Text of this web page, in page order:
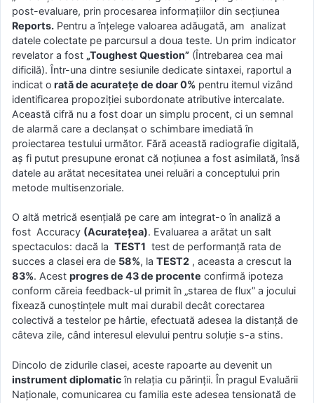
post-evaluare, prin procesarea informațiilor din secțiunea
Reports. Pentru a înțelege valoarea adăugată, am analizat
datele colectate pe parcursul a doua teste. Un prim indicator
revelator a fost „Toughest Question” (Întrebarea cea mai
dificilă). Într-una dintre sesiunile dedicate sintaxei, raportul a
indicat o rată de acuratețe de doar 0% pentru itemul vizând
identificarea propoziției subordonate atributive intercalate.
Această cifră nu a fost doar un simplu procent, ci un semnal
de alarmă care a declanșat o schimbare imediată în
proiectarea testului următor. Fără această radiografie digitală,
aș fi putut presupune eronat că noțiunea a fost asimilată, însă
datele au arătat necesitatea unei reluări a conceptului prin
metode multisenzoriale.
O altă metrică esențială pe care am integrat-o în analiză a
fost Accuracy (Acuratețea). Evaluarea a arătat un salt
spectaculos: dacă la TEST1 test de performanță rata de
succes a clasei era de 58%, la TEST2 , aceasta a crescut la
83%. Acest progres de 43 de procente confirmă ipoteza
conform căreia feedback-ul primit în „starea de flux” a jocului
fixează cunoștințele mult mai durabil decât corectarea
colectivă a testelor pe hârtie, efectuată adesea la distanță de
câteva zile, când interesul elevului pentru soluție s-a stins.
Dincolo de zidurile clasei, aceste rapoarte au devenit un
instrument diplomatic în relația cu părinții. În pragul Evaluării
Naționale, comunicarea cu familia este adesea tensionată de